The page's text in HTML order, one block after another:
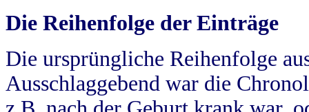
Die Reihenfolge der Einträge
Die ursprüngliche Reihenfolge
Ausschlaggebend war die